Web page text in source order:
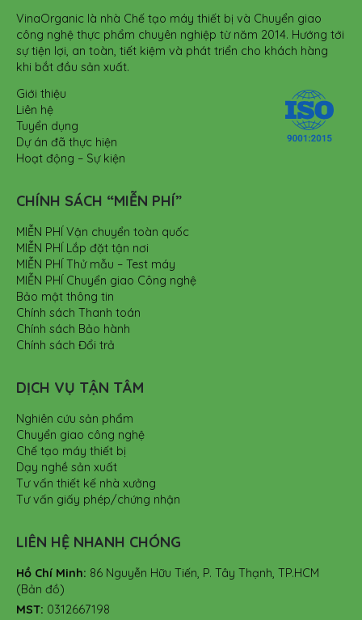
VinaOrganic là nhà Chế tạo máy thiết bị và Chuyển giao
công nghệ thực phẩm chuyên nghiệp từ năm 2014. Hướng tới
sự tiện lợi, an toàn, tiết kiệm và phát triển cho khách hàng
khi bắt đầu sản xuất.
Giới thiệu
Liên hệ
Tuyển dụng
Dự án đã thực hiện
Hoạt động – Sự kiện
CHÍNH SÁCH “MIỄN PHÍ”
MIỄN PHÍ Vận chuyển toàn quốc
MIỄN PHÍ Lắp đặt tận nơi
MIỄN PHÍ Thử mẫu – Test máy
MIỄN PHÍ Chuyển giao Công nghệ
Bảo mật thông tin
Chính sách Thanh toán
Chính sách Bảo hành
Chính sách Đổi trả
DỊCH VỤ TẬN TÂM
Nghiên cứu sản phẩm
Chuyển giao công nghệ
Chế tạo máy thiết bị
Dạy nghề sản xuất
Tư vấn thiết kế nhà xưởng
Tư vấn giấy phép/chứng nhận
LIÊN HỆ NHANH CHÓNG
Hồ Chí Minh: 86 Nguyễn Hữu Tiến, P. Tây Thạnh, TP.HCM
(Bản đồ)
MST: 0312667198